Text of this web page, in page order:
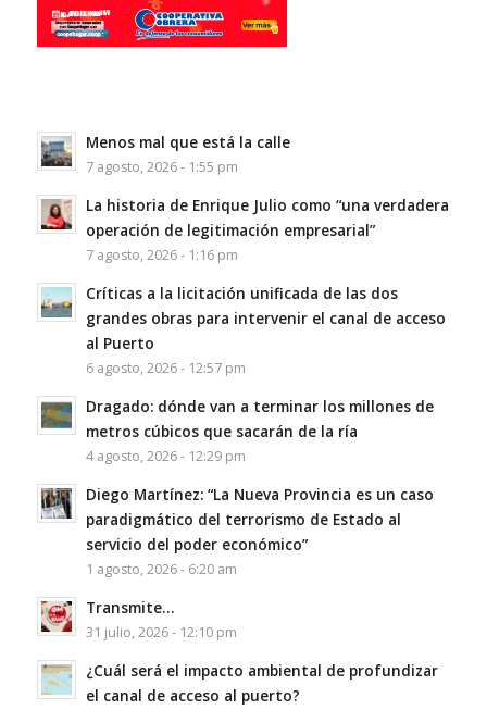
Menos mal que está la calle
7 agosto, 2026 - 1:55 pm
La historia de Enrique Julio como “una verdadera
operación de legitimación empresarial”
7 agosto, 2026 - 1:16 pm
Críticas a la licitación unificada de las dos
grandes obras para intervenir el canal de acceso
al Puerto
6 agosto, 2026 - 12:57 pm
Dragado: dónde van a terminar los millones de
metros cúbicos que sacarán de la ría
4 agosto, 2026 - 12:29 pm
Diego Martínez: “La Nueva Provincia es un caso
paradigmático del terrorismo de Estado al
servicio del poder económico”
1 agosto, 2026 - 6:20 am
Transmite…
31 julio, 2026 - 12:10 pm
¿Cuál será el impacto ambiental de profundizar
el canal de acceso al puerto?